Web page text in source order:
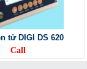
tử DIGI DS 620
Call